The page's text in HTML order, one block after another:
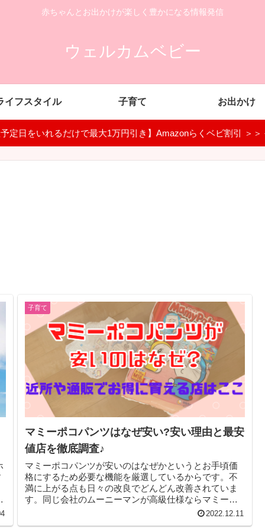
赤ちゃんとお出かけが楽しく豊かになる情報発信
ウェルカムベビー
イフスタイル 子育て お出かけ
定日をいれるだけで最大1万円引き】Amazonらくベビ割引 ＞
子育て
マミーポコパンツはなぜ安い?安い理由と最安
値店を徹底調査♪
マミーポコパンツが安いのはなぜかというとお手頃価
格にするため必要な機能を厳選しているからです。不
満に上がる点も日々の改良でどんどん改善されていま
す。同じ会社のムーニーマンが高級仕様ならマミーポ
コパンツは日常使いにピッタリ!近所や通販で安く買え
2022.12.11